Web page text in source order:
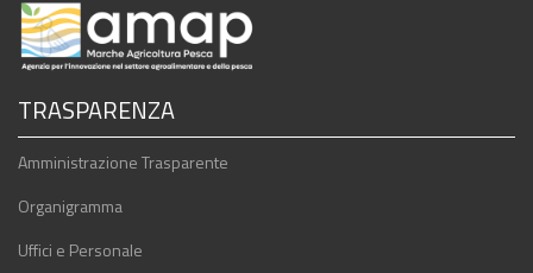
TRASPARENZA
Amministrazione Trasparente
Organigramma
Uffici e Personale